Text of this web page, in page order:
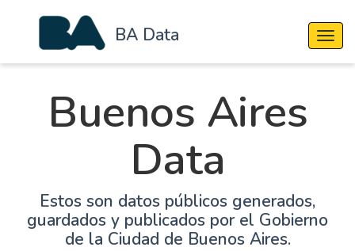
BA Data
Buenos Aires
Data
Estos son datos públicos generados,
guardados y publicados por el Gobierno
de la Ciudad de Buenos Aires.